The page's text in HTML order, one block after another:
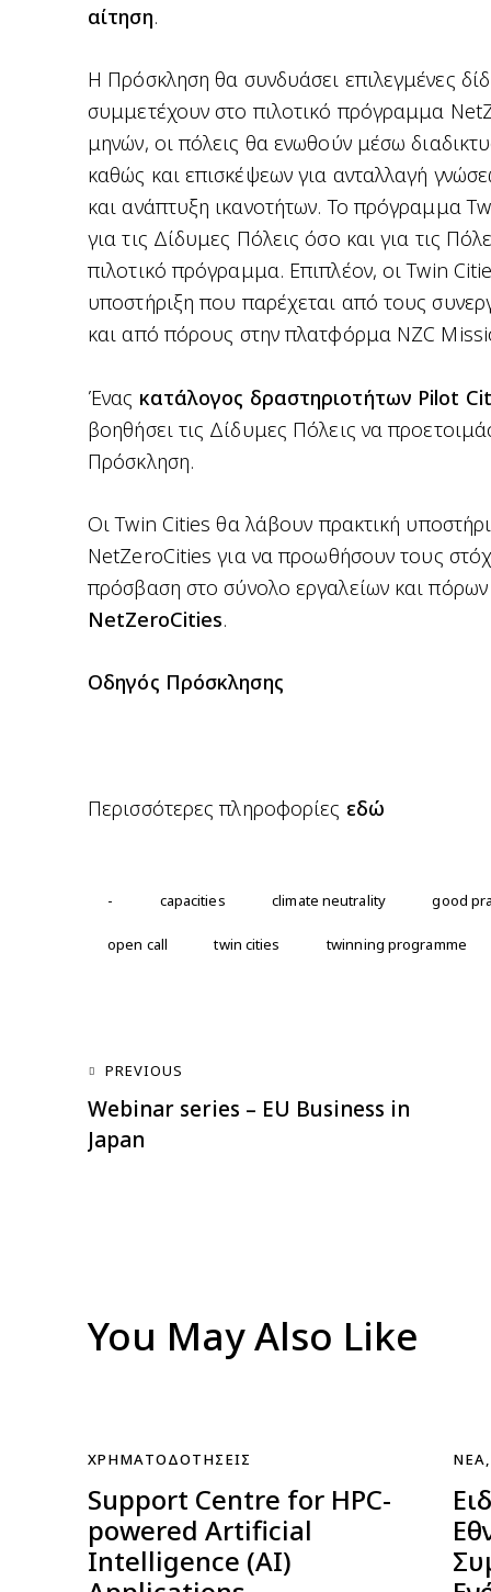
αίτηση.
Η Πρόσκληση θα συνδυάσει επιλεγμένες
συμμετέχουν στο πιλοτικό πρόγραμμα
μηνών, οι πόλεις θα ενωθούν μέσω
καθώς και επισκέψεων για ανταλλαγή
και ανάπτυξη ικανοτήτων. Το πρόγραμμα
για τις Δίδυμες Πόλεις όσο και για τις
πιλοτικό πρόγραμμα. Επιπλέον, οι Twin
υποστήριξη που παρέχεται από τους
και από πόρους στην πλατφόρμα NZC
Ένας κατάλογος δραστηριοτήτων Pilot
βοηθήσει τις Δίδυμες Πόλεις να
Πρόσκληση.
Οι Twin Cities θα λάβουν πρακτική
NetZeroCities για να προωθήσουν τους
πρόσβαση στο σύνολο εργαλείων και
NetZeroCities.
Οδηγός Πρόσκλησης
Περισσότερες πληροφορίες εδώ
- capacities climate neutrality good
open call twin cities twinning programme
Πλοήγηση
άρθρων
PREVIOUS
Webinar series – EU Business in
Japan
You May Also Like
ΧΡΗΜΑΤΟΔΟΤΉΣΕΙΣ
Support Centre for HPC-
powered Artificial
Intelligence (AI)
ΝΈΑ